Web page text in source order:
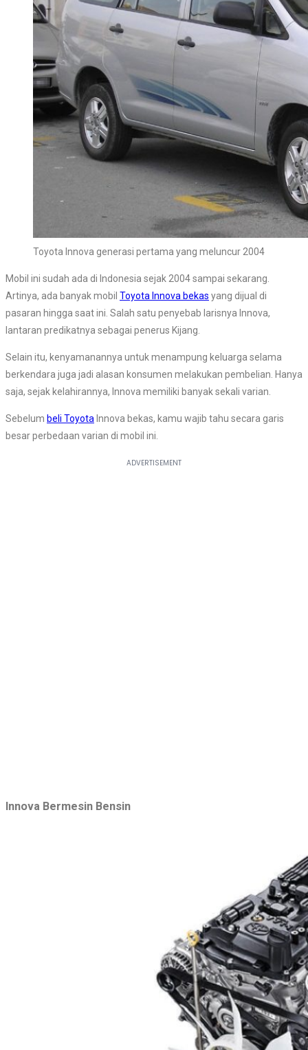
Toyota Innova generasi pertama yang meluncur 2004
Mobil ini sudah ada di Indonesia sejak 2004 sampai sekarang.
Artinya, ada banyak mobil Toyota Innova bekas yang dijual di
pasaran hingga saat ini. Salah satu penyebab larisnya Innova,
lantaran predikatnya sebagai penerus Kijang.
Selain itu, kenyamanannya untuk menampung keluarga selama
berkendara juga jadi alasan konsumen melakukan pembelian. Hanya
saja, sejak kelahirannya, Innova memiliki banyak sekali varian.
Sebelum beli Toyota Innova bekas, kamu wajib tahu secara garis
besar perbedaan varian di mobil ini.
Innova Bermesin Bensin